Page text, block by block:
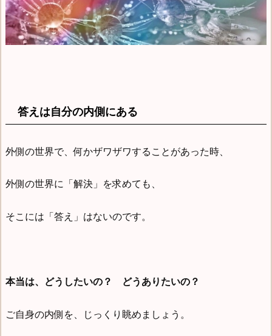
答えは自分の内側にある
外側の世界で、何かザワザワすることがあった時、
外側の世界に「解決」を求めても、
そこには「答え」はないのです。
本当は、どうしたいの？ どうありたいの？
ご自身の内側を、じっくり眺めましょう。